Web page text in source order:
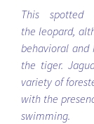
This spotted
the leopard,
behavioral and
the tiger.
variety of
with the
swimming.